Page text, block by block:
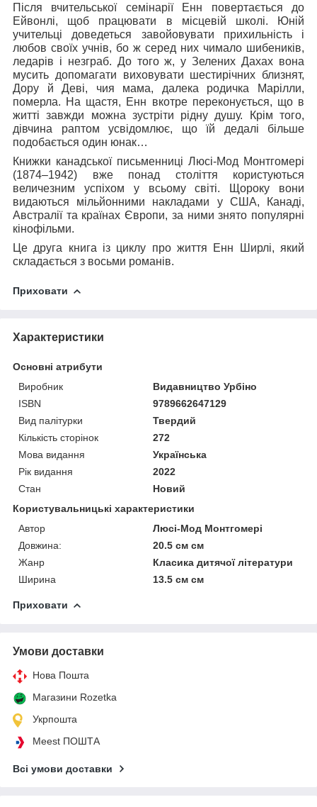
Після вчительської семінарії Енн повертається до
Ейвонлі, щоб працювати в місцевій школі. Юній
учительці доведеться завойовувати прихильність і
любов своїх учнів, бо ж серед них чимало шибеників,
ледарів і незграб. До того ж, у Зелених Дахах вона
мусить допомагати виховувати шестирічних близнят,
Дору й Деві, чия мама, далека родичка Марілли,
померла. На щастя, Енн вкотре переконується, що в
житті завжди можна зустріти рідну душу. Крім того,
дівчина раптом усвідомлює, що їй дедалі більше
подобається один юнак…
Книжки канадської письменниці Люсі-Мод Монтгомері
(1874–1942) вже понад століття користуються
величезним успіхом у всьому світі. Щороку вони
видаються мільйонними накладами у США, Канаді,
Австралії та країнах Європи, за ними знято популярні
кінофільми.
Це друга книга із циклу про життя Енн Ширлі, який
складається з восьми романів.
Приховати
Характеристики
Основні атрибути
Виробник
Видавництво Урбіно
ISBN
9789662647129
Вид палітурки
Твердий
Кількість сторінок
272
Мова видання
Українська
Рік видання
2022
Стан
Новий
Користувальницькі характеристики
Автор
Люсі-Мод Монтгомері
Довжина:
20.5 см см
Жанр
Класика дитячої літератури
Ширина
13.5 см см
Приховати
Умови доставки
Нова Пошта
Магазини Rozetka
Укрпошта
Meest ПОШТА
Всі умови доставки